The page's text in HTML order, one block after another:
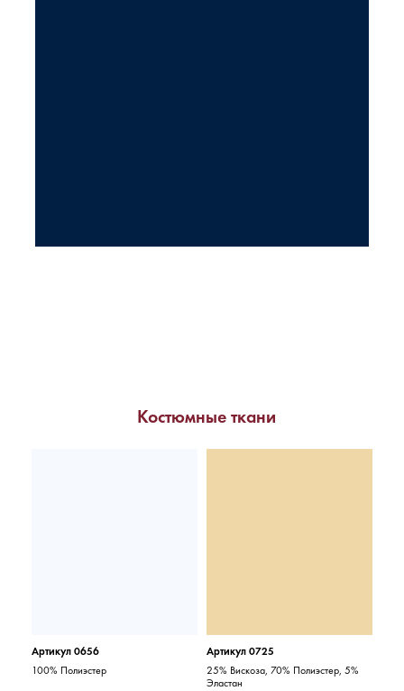
Костюмные ткани
Артикул 0656
100% Полиэстер
Артикул 0725
25% Вискоза, 70% Полиэстер, 5%
Эластан